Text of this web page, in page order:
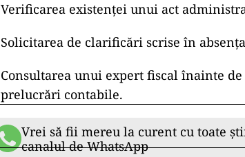
Verificarea existenței unui act
Solicitarea de clarificări scrise în
Consultarea unui expert fiscal înainte
prelucrări contabile.
Vrei să fii mereu la curent cu toate
canalul de WhatsApp